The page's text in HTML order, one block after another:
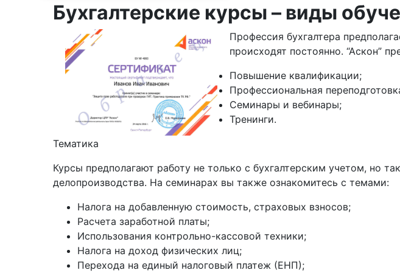
Бухгалтерские курсы – виды
Профессия бухгалтера
происходят постоянно. “Аскон”
Повышение квалификации;
Профессиональная
Семинары и вебинары;
Тренинги.
Тематика
Курсы предполагают работу не только с бухгалтерским учетом, но
делопроизводства. На семинарах вы также ознакомитесь с темами:
Налога на добавленную стоимость, страховых взносов;
Расчета заработной платы;
Использования контрольно-кассовой техники;
Налога на доход физических лиц;
Перехода на единый налоговый платеж (ЕНП);